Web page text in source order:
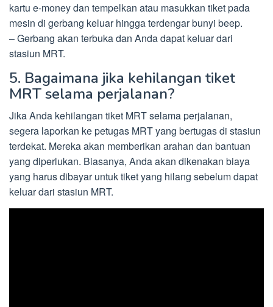
kartu e-money dan tempelkan atau masukkan tiket pada
mesin di gerbang keluar hingga terdengar bunyi beep.
– Gerbang akan terbuka dan Anda dapat keluar dari
stasiun MRT.
5. Bagaimana jika kehilangan tiket
MRT selama perjalanan?
Jika Anda kehilangan tiket MRT selama perjalanan,
segera laporkan ke petugas MRT yang bertugas di stasiun
terdekat. Mereka akan memberikan arahan dan bantuan
yang diperlukan. Biasanya, Anda akan dikenakan biaya
yang harus dibayar untuk tiket yang hilang sebelum dapat
keluar dari stasiun MRT.